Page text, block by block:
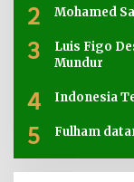
2 Mohamed
3
Luis Figo
Mundur
4 Indonesia
5 Fulham